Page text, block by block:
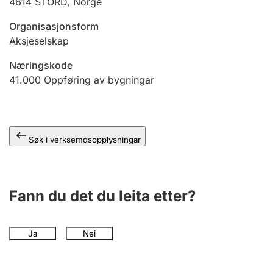
Ektepaktrettleiaren
Andre tema
Organisasjonsform
Aksjeselskap
Næringskode
41.000 Oppføring av bygningar
Søk i verksemdsopplysningar
Fann du det du leita etter?
Ja Nei